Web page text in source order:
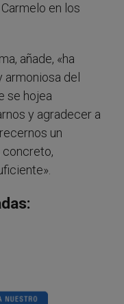
en los
añade, «ha
armoniosa del
se hojea
y agradecer a
un
concreto,